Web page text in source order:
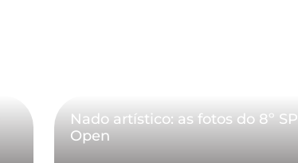
Nado artístico: as fotos do 8º SP
Open